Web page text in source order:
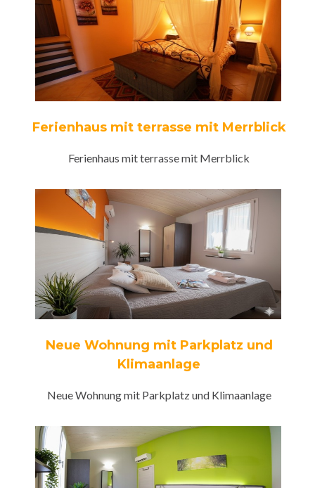
Ferienhaus mit terrasse mit Merrblick
Ferienhaus mit terrasse mit Merrblick
Neue Wohnung mit Parkplatz und
Klimaanlage
Neue Wohnung mit Parkplatz und Klimaanlage